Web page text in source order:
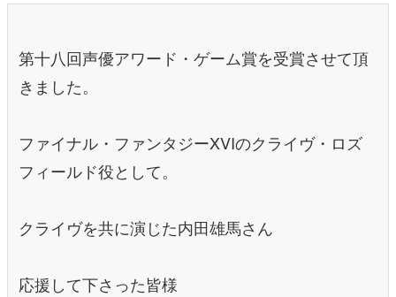
第十八回声優アワード・ゲーム賞を受賞させて頂
きました。
ファイナル・ファンタジーXVIのクライヴ・ロズ
フィールド役として。
クライヴを共に演じた内田雄馬さん
応援して下さった皆様